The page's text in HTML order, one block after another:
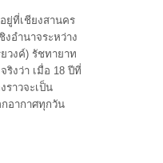
ที่เชียงสานคร
อำนาจระหว่าง
วงค์) รัชทายาท
งว่า เมื่อ 18 ปีที่
ราวจะเป็น
อากาศทุกวัน